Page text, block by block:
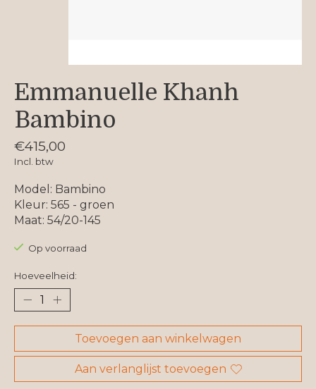
Emmanuelle Khanh
Bambino
€415,00
Incl. btw
Model: Bambino
Kleur: 565 - groen
Maat: 54/20-145
Op voorraad
Hoeveelheid:
Toevoegen aan winkelwagen
Aan verlanglijst toevoegen